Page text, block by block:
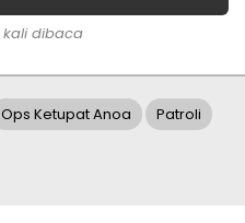
kali dibaca
Ops Ketupat Anoa Patroli